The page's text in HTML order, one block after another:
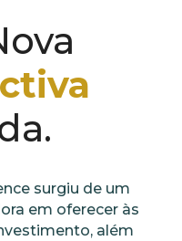
surgiu de um
em oferecer às
além